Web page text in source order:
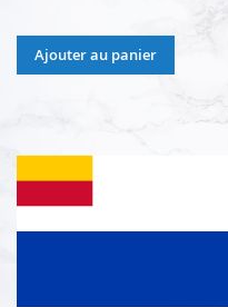
Ajouter au panier